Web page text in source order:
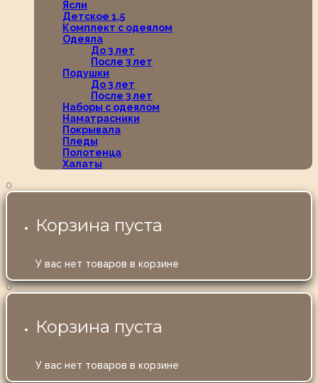
Ясли
Детское 1,5
Комплект с одеялом
Одеяла
До 3 лет
После 3 лет
Подушки
До 3 лет
После 3 лет
Наборы с одеялом
Наматрасники
Покрывала
Пледы
Полотенца
Халаты
0
Корзина пуста
У вас нет товаров в корзине
0
Корзина пуста
У вас нет товаров в корзине